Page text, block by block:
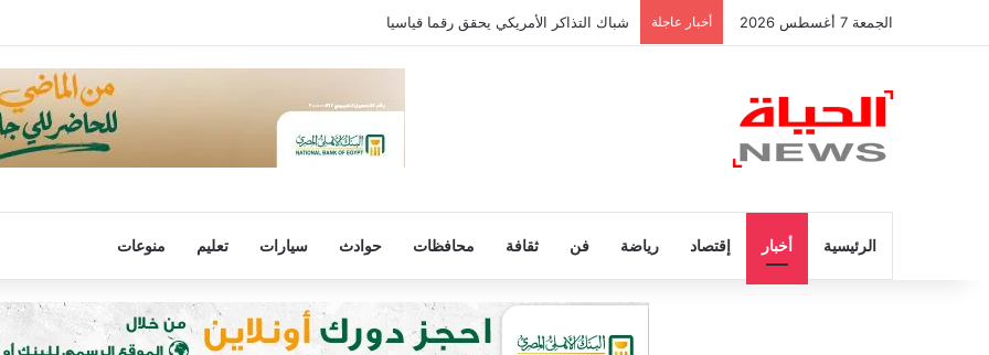
الجمعة 7 أغسطس 2026 أخبار عاجلة شباك التذاكر الأمريكي يحقق رقما قياسيا
الرئيسية أخبار إقتصاد رياضة فن ثقافة محافظات حوادث سيارات تعليم منوعات